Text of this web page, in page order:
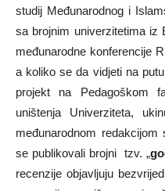
studij Međunarodnog i
sa brojnim univerzitetima iz
međunarodne konferencije
a koliko se da vidjeti na
projekt na Pedagoškom
uništenja Univerziteta,
međunarodnom
se publikovali brojni tzv. „
recenzije objavljuju